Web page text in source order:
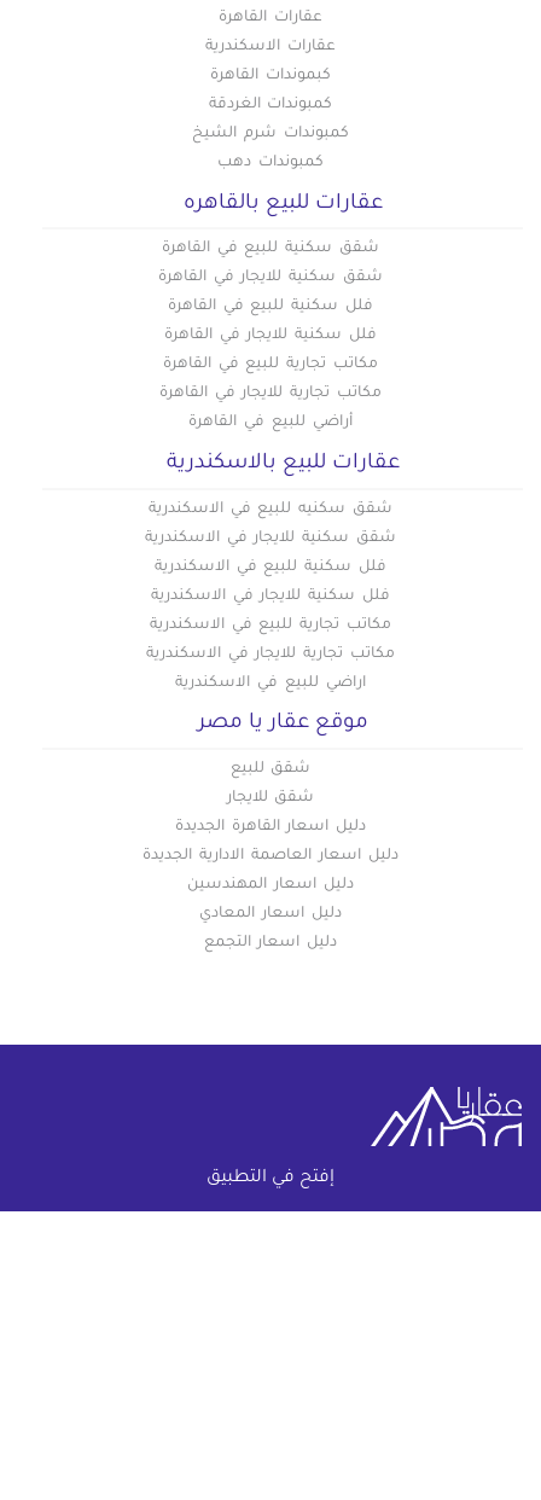
إفتح في التطبيق
عقارات القاهرة
عقارات الاسكندرية
كبموندات القاهرة
كمبوندات الغردقة
كمبوندات شرم الشيخ
كمبوندات دهب
عقارات للبيع بالقاهره
شقق سكنية للبيع في القاهرة
شقق سكنية للايجار في القاهرة
فلل سكنية للبيع في القاهرة
فلل سكنية للايجار في القاهرة
مكاتب تجارية للبيع في القاهرة
مكاتب تجارية للايجار في القاهرة
أراضي للبيع في القاهرة
عقارات للبيع بالاسكندرية
شقق سكنيه للبيع في الاسكندرية
شقق سكنية للايجار في الاسكندرية
فلل سكنية للبيع في الاسكندرية
فلل سكنية للايجار في الاسكندرية
مكاتب تجارية للبيع في الاسكندرية
مكاتب تجارية للايجار في الاسكندرية
اراضي للبيع في الاسكندرية
موقع عقار يا مصر
شقق للبيع
شقق للايجار
دليل اسعار القاهرة الجديدة
دليل اسعار العاصمة الادارية الجديدة
دليل اسعار المهندسين
دليل اسعار المعادي
دليل اسعار التجمع
خريطة الموقع